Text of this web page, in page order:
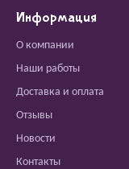
Информация
О компании
Наши работы
Доставка и оплата
Отзывы
Новости
Контакты